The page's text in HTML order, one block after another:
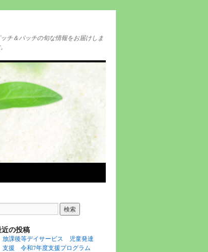
ッチ＆パッチの旬な情報をお届けしま
の投稿
放課後等デイサービス 児童発達
支援 令和7年度支援プログラム